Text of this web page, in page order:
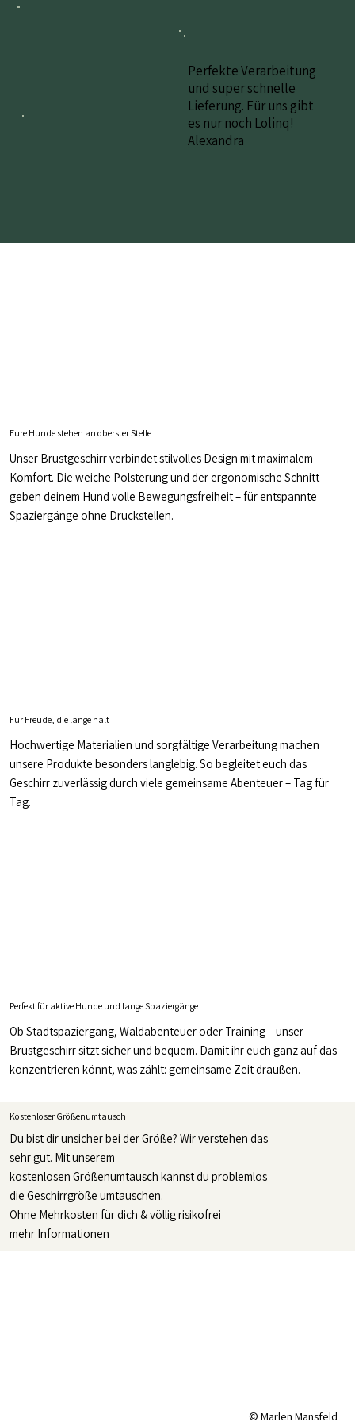
Perfekte Verarbeitung
und super schnelle
Lieferung. Für uns gibt
es nur noch Lolinq!
Alexandra
Eure Hunde stehen an oberster Stelle
Unser Brustgeschirr verbindet stilvolles Design mit maximalem
Komfort. Die weiche Polsterung und der ergonomische Schnitt
geben deinem Hund volle Bewegungsfreiheit – für entspannte
Spaziergänge ohne Druckstellen.
Für Freude, die lange hält
Hochwertige Materialien und sorgfältige Verarbeitung machen
unsere Produkte besonders langlebig. So begleitet euch das
Geschirr zuverlässig durch viele gemeinsame Abenteuer – Tag für
Tag.
Perfekt für aktive Hunde und lange Spaziergänge
Ob Stadtspaziergang, Waldabenteuer oder Training – unser
Brustgeschirr sitzt sicher und bequem. Damit ihr euch ganz auf das
konzentrieren könnt, was zählt: gemeinsame Zeit draußen.
Kostenloser Größenumtausch
Du bist dir unsicher bei der Größe? Wir verstehen das
sehr gut. Mit unserem
kostenlosen Größenumtausch kannst du problemlos
die Geschirrgröße umtauschen.
Ohne Mehrkosten für dich & völlig risikofrei
mehr Informationen
© Marlen Mansfeld